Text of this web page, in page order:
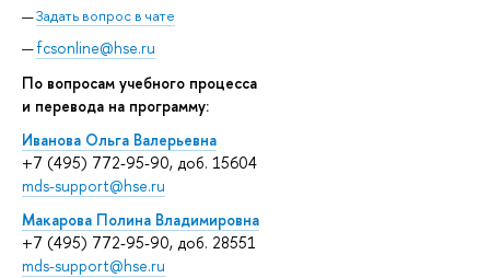
Задать вопрос в чате
fcsonline@hse.ru
По вопросам учебного процесса
и перевода на программу:
Иванова Ольга Валерьевна
+7 (495) 772-95-90, доб. 15604
mds-support@hse.ru
Макарова Полина Владимировна
+7 (495) 772-95-90, доб. 28551
mds-support@hse.ru